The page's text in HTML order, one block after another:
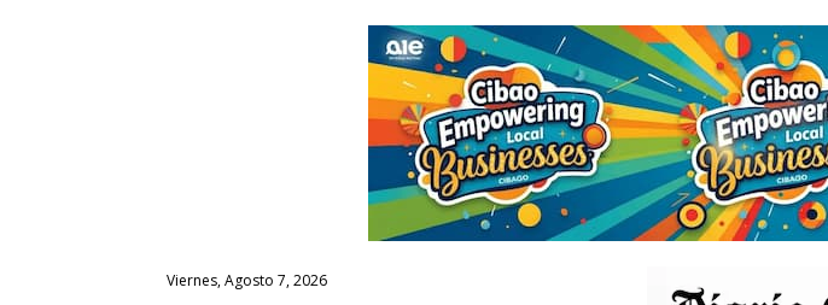
Viernes, Agosto 7, 2026